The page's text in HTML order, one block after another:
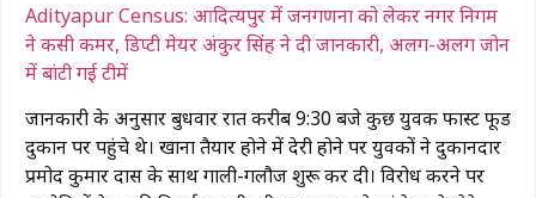
Adityapur Census: आदित्यपुर में जनगणना को लेकर नगर निगम
ने कसी कमर, डिप्टी मेयर अंकुर सिंह ने दी जानकारी, अलग-अलग जोन
में बांटी गई टीमें
जानकारी के अनुसार बुधवार रात करीब 9:30 बजे कुछ युवक फास्ट फूड
दुकान पर पहुंचे थे। खाना तैयार होने में देरी होने पर युवकों ने दुकानदार
प्रमोद कुमार दास के साथ गाली-गलौज शुरू कर दी। विरोध करने पर